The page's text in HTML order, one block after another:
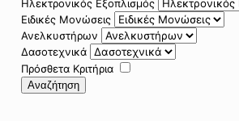
Ηλεκτρονικός Εξοπλισμός
Ειδικές Μονώσεις
Ανελκυστήρων
Δασοτεχνικά
Πρόσθετα Κριτήρια
Αναζήτηση